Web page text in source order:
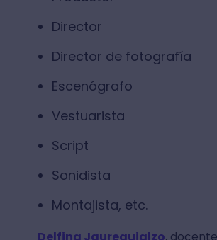
Director
Director de fotografía
Escenógrafo
Vestuarista
Script
Sonidista
Montajista, etc.